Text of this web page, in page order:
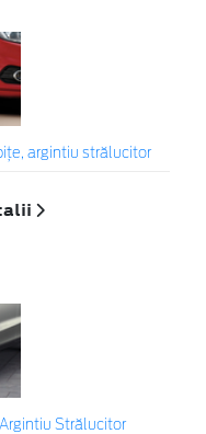
argintiu strălucitor
Strălucitor